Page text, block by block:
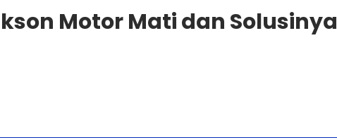
Motor Mati dan Solusinya